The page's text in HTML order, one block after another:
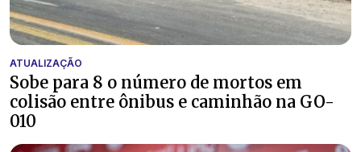
ATUALIZAÇÃO
Sobe para 8 o número de mortos em
colisão entre ônibus e caminhão na GO-
010